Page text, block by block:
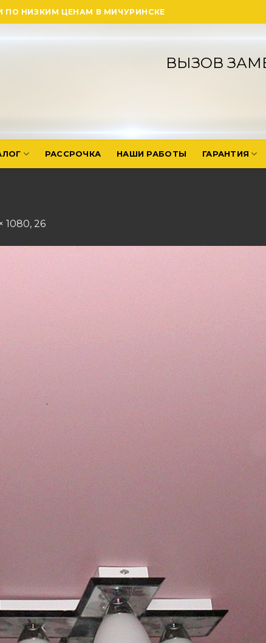
ПО НИЗКИМ ЦЕНАМ В МИЧУРИНСКЕ
ВЫЗОВ
РАССРОЧКА НАШИ РАБОТЫ ГАРАНТИЯ
1080, 26